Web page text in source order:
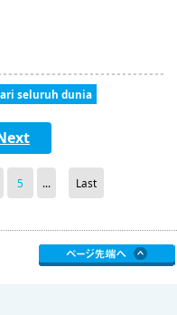
seluruh dunia
5 ... Last